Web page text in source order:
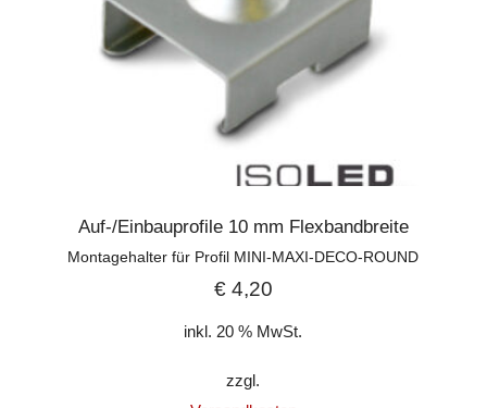
Auf-/Einbauprofile 10 mm Flexbandbreite
Montagehalter für Profil MINI-MAXI-DECO-ROUND
€4,20
inkl. 20 % MwSt.
zzgl.